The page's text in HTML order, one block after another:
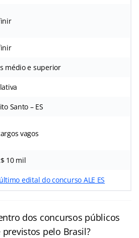
médio e superior
Santo – ES
vagos
10 mil
edital do concurso ALE ES
dos concursos públicos
pelo Brasil?